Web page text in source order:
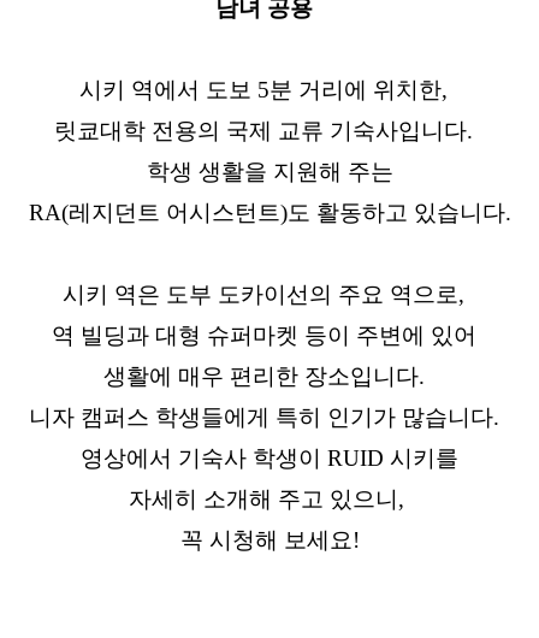
남녀 공용
시키 역에서 도보 5분 거리에 위치한,
릿쿄대학 전용의 국제 교류 기숙사입니다.
학생 생활을 지원해 주는
RA(레지던트 어시스턴트)도 활동하고 있습니다.
시키 역은 도부 도카이선의 주요 역으로,
역 빌딩과 대형 슈퍼마켓 등이 주변에 있어
생활에 매우 편리한 장소입니다.
니자 캠퍼스 학생들에게 특히 인기가 많습니다.
영상에서 기숙사 학생이 RUID 시키를
자세히 소개해 주고 있으니,
꼭 시청해 보세요!